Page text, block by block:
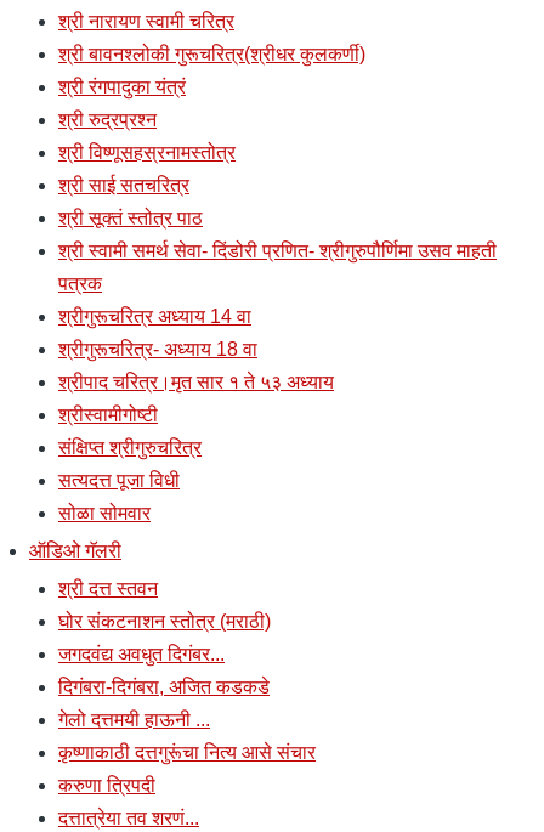
श्री नारायण स्वामी चरित्र
श्री बावनश्लोकी गुरूचरित्र(श्रीधर कुलकर्णी)
श्री रंगपादुका यंत्रं
श्री रुद्रप्रश्न
श्री विष्णूसहस्रनामस्तोत्र
श्री साई सतचरित्र
श्री सूक्तं स्तोत्र पाठ
श्री स्वामी समर्थ सेवा- दिंडोरी प्रणित- श्रीगुरुपौर्णिमा उसव माहती
पत्रक
श्रीगुरूचरित्र अध्याय 14 वा
श्रीगुरूचरित्र- अध्याय 18 वा
श्रीपाद चरित्र।मृत सार १ ते ५३ अध्याय
श्रीस्वामीगोष्टी
संक्षिप्त श्रीगुरुचरित्र
सत्यदत्त पूजा विधी
सोळा सोमवार
ऑडिओ गॅलरी
श्री दत्त स्तवन
घोर संकटनाशन स्तोत्र (मराठी)
जगदवंद्य अवधुत दिगंबर...
दिगंबरा-दिगंबरा, अजित कडकडे
गेलो दत्तमयी हाऊनी ...
कृष्णाकाठी दत्तगुरूंचा नित्य आसे संचार
करुणा त्रिपदी
दत्तात्रेया तव शरणं...